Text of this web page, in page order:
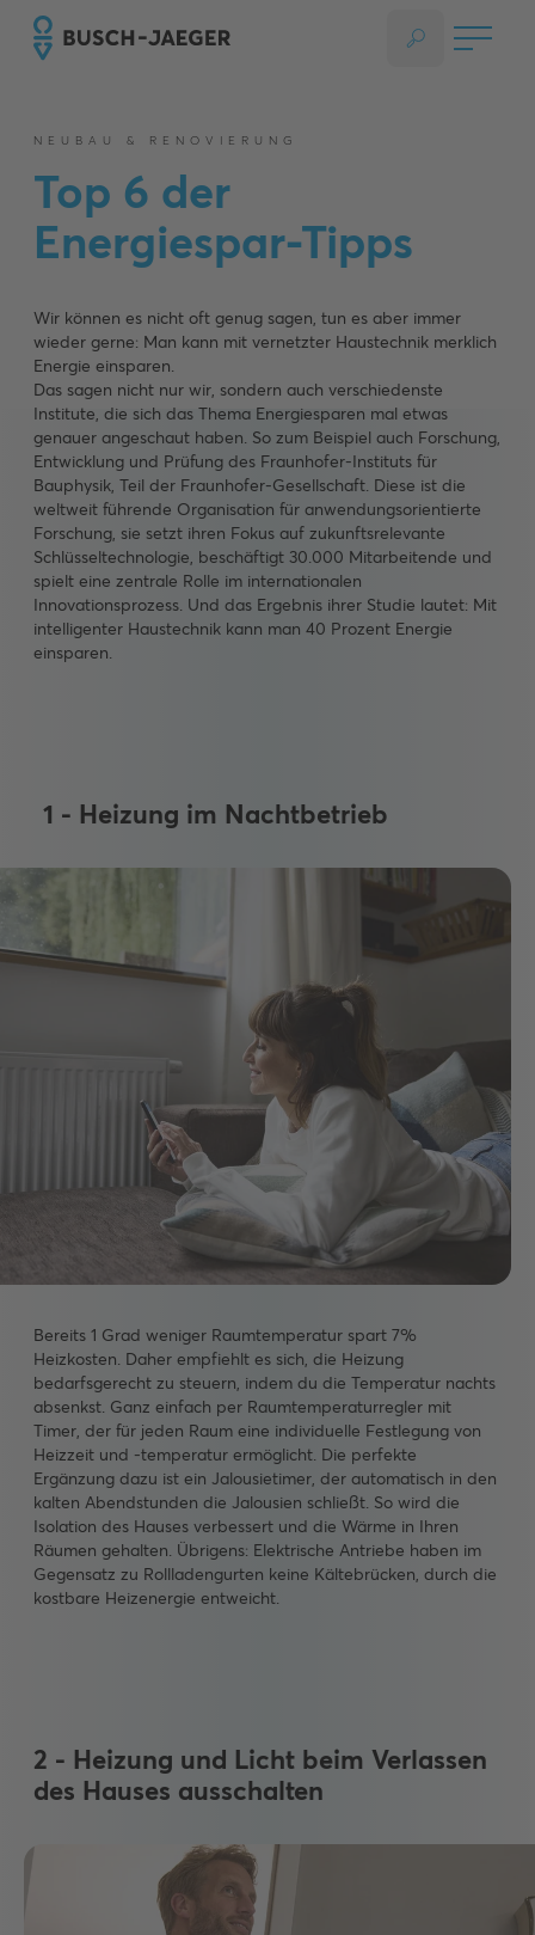
NEUBAU & RENOVIERUNG
Top 6 der
Energiespar-Tipps
Wir können es nicht oft genug sagen, tun es aber immer
wieder gerne: Man kann mit vernetzter Haustechnik merklich
Energie einsparen.
Das sagen nicht nur wir, sondern auch verschiedenste
Institute, die sich das Thema Energiesparen mal etwas
genauer angeschaut haben. So zum Beispiel auch Forschung,
Entwicklung und Prüfung des Fraunhofer-Instituts für
Bauphysik, Teil der Fraunhofer-Gesellschaft. Diese ist die
weltweit führende Organisation für anwendungsorientierte
Forschung, sie setzt ihren Fokus auf zukunftsrelevante
Schlüsseltechnologie, beschäftigt 30.000 Mitarbeitende und
spielt eine zentrale Rolle im internationalen
Innovationsprozess. Und das Ergebnis ihrer Studie lautet: Mit
intelligenter Haustechnik kann man 40 Prozent Energie
einsparen.
1 - Heizung im Nachtbetrieb
Bereits 1 Grad weniger Raumtemperatur spart 7%
Heizkosten. Daher empfiehlt es sich, die Heizung
bedarfsgerecht zu steuern, indem du die Temperatur nachts
absenkst. Ganz einfach per Raumtemperaturregler mit
Timer, der für jeden Raum eine individuelle Festlegung von
Heizzeit und -temperatur ermöglicht. Die perfekte
Ergänzung dazu ist ein Jalousietimer, der automatisch in den
kalten Abendstunden die Jalousien schließt. So wird die
Isolation des Hauses verbessert und die Wärme in Ihren
Räumen gehalten. Übrigens: Elektrische Antriebe haben im
Gegensatz zu Rollladengurten keine Kältebrücken, durch die
kostbare Heizenergie entweicht.
2 - Heizung und Licht beim Verlassen
des Hauses ausschalten